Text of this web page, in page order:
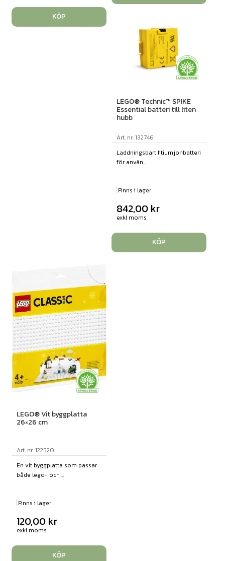
KÖP
LEGO® Technic™ SPIKE
Essential batteri till liten
hubb
Art. nr: 132746
Laddningsbart litiumjonbatteri
för använ...
Finns i lager
842,00 kr
exkl moms
KÖP
LEGO® Vit byggplatta
26×26 cm
Art. nr: 122520
En vit byggplatta som passar
både lego- och ...
Finns i lager
120,00 kr
exkl moms
KÖP